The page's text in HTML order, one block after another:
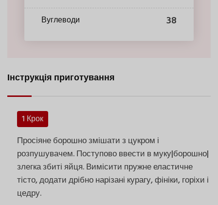
Вуглеводи 38
Інструкція приготування
1 Крок
Просіяне борошно змішати з цукром і
розпушувачем. Поступово ввести в муку|борошно|
злегка збиті яйця. Вимісити пружне еластичне
тісто, додати дрібно нарізані курагу, фініки, горіхи і
цедру.